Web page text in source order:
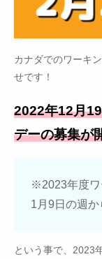
カナダでのワーキ
せです！
2022年12月
デーの募集が
※2023年度ワ
1月9日の週
という事で、2023